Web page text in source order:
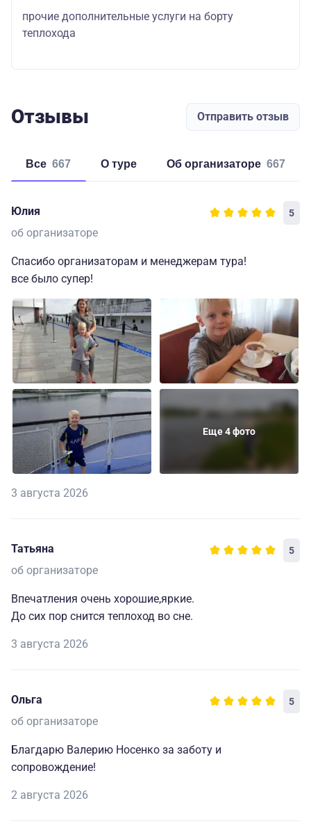
прочие дополнительные услуги на борту
теплохода
Отзывы Отправить отзыв
Все 667 о туре об организаторе 667
Юлия 5
об организаторе
Спасибо организаторам и менеджерам тура!
все было супер!
Еще 4 фото
3 августа 2026
Татьяна 5
об организаторе
Впечатления очень хорошие,яркие.
До сих пор снится теплоход во сне.
3 августа 2026
Ольга 5
об организаторе
Благдарю Валерию Носенко за заботу и
сопровождение!
2 августа 2026